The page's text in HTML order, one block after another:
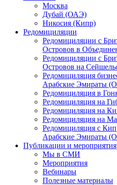
Москва
Дубай (ОАЭ)
Никосия (Кипр)
Редомициляции
Редомициляции с
Островов в
Редомициляции с
Островов на
Редомициляция
Арабские Эмираты
Редомициляция в
Редомициляция на
Редомициляция на
Редомициляция на
Редомициляция с
Арабские Эмираты
Публикации и мероприятия
Мы в СМИ
Мероприятия
Вебинары
Полезные материалы